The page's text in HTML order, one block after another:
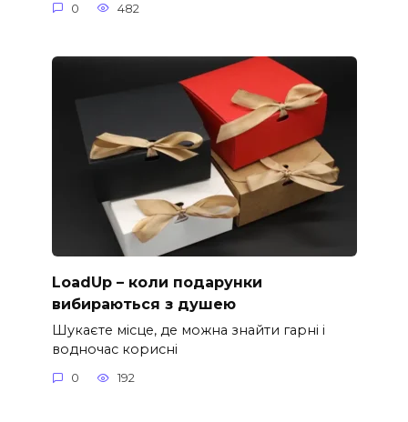
0 482
LoadUp – коли подарунки
вибираються з душею
Шукаєте місце, де можна знайти гарні і
водночас корисні
0 192